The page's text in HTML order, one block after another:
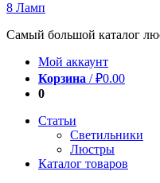
8 Ламп
Самый большой каталог
Мой аккаунт
Корзина /₽0.00
0
Статьи
Светильники
Люстры
Каталог товаров